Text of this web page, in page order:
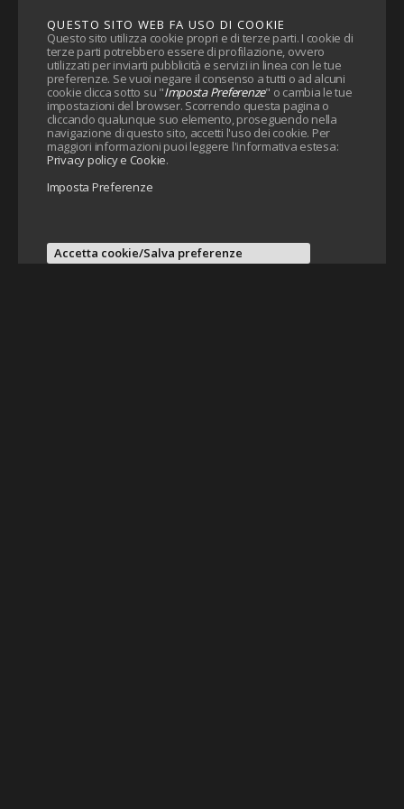
QUESTO SITO WEB FA USO DI COOKIE
Questo sito utilizza cookie propri e di terze parti. I cookie di
terze parti potrebbero essere di profilazione, ovvero
utilizzati per inviarti pubblicità e servizi in linea con le tue
preferenze. Se vuoi negare il consenso a tutti o ad alcuni
cookie clicca sotto su "Imposta Preferenze" o cambia le tue
impostazioni del browser. Scorrendo questa pagina o
cliccando qualunque suo elemento, proseguendo nella
navigazione di questo sito, accetti l'uso dei cookie. Per
maggiori informazioni puoi leggere l'informativa estesa:
Privacy policy e Cookie.
Imposta Preferenze
Accetta cookie/Salva preferenze